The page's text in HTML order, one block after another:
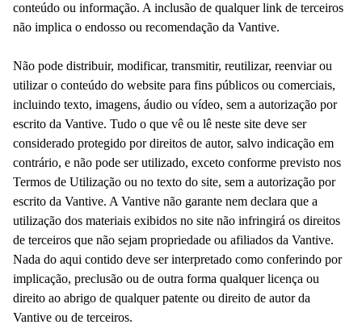
conteúdo ou informação. A inclusão de qualquer link de terceiros
não implica o endosso ou recomendação da Vantive.
Não pode distribuir, modificar, transmitir, reutilizar, reenviar ou
utilizar o conteúdo do website para fins públicos ou comerciais,
incluindo texto, imagens, áudio ou vídeo, sem a autorização por
escrito da Vantive. Tudo o que vê ou lê neste site deve ser
considerado protegido por direitos de autor, salvo indicação em
contrário, e não pode ser utilizado, exceto conforme previsto nos
Termos de Utilização ou no texto do site, sem a autorização por
escrito da Vantive. A Vantive não garante nem declara que a
utilização dos materiais exibidos no site não infringirá os direitos
de terceiros que não sejam propriedade ou afiliados da Vantive.
Nada do aqui contido deve ser interpretado como conferindo por
implicação, preclusão ou de outra forma qualquer licença ou
direito ao abrigo de qualquer patente ou direito de autor da
Vantive ou de terceiros.